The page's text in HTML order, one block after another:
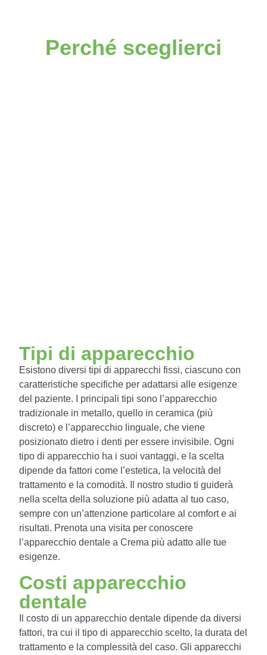
Perché sceglierci
Tipi di apparecchio
Esistono diversi tipi di apparecchi fissi, ciascuno con
caratteristiche specifiche per adattarsi alle esigenze
del paziente. I principali tipi sono l’apparecchio
tradizionale in metallo, quello in ceramica (più
discreto) e l’apparecchio linguale, che viene
posizionato dietro i denti per essere invisibile. Ogni
tipo di apparecchio ha i suoi vantaggi, e la scelta
dipende da fattori come l’estetica, la velocità del
trattamento e la comodità. Il nostro studio ti guiderà
nella scelta della soluzione più adatta al tuo caso,
sempre con un’attenzione particolare al comfort e ai
risultati. Prenota una visita per conoscere
l’apparecchio dentale a Crema più adatto alle tue
esigenze.
Costi apparecchio
dentale
Il costo di un apparecchio dentale dipende da diversi
fattori, tra cui il tipo di apparecchio scelto, la durata del
trattamento e la complessità del caso. Gli apparecchi